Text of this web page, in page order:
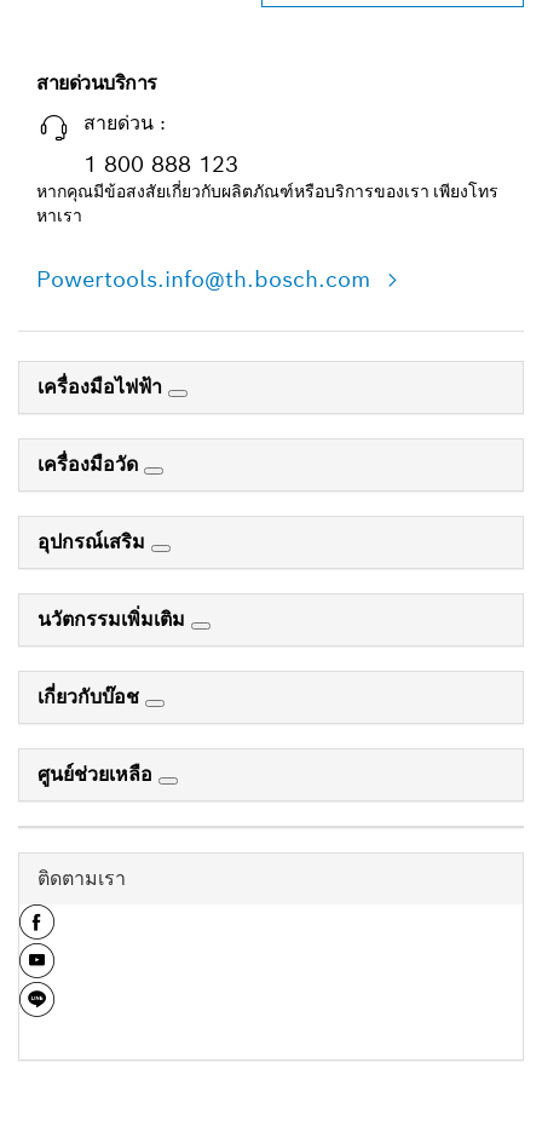
สายด่วนบริการ
สายด่วน :
1 800 888 123
หากคุณมีข้อสงสัยเกี่ยวกับผลิตภัณฑ์หรือบริการของเรา เพียงโทร
หาเรา
Powertools.info@th.bosch.com
เครื่องมือไฟฟ้า
เครื่องมือวัด
อุปกรณ์เสริม
นวัตกรรมเพิ่มเติม
เกี่ยวกับบ๊อช
ศูนย์ช่วยเหลือ
ติดตามเรา